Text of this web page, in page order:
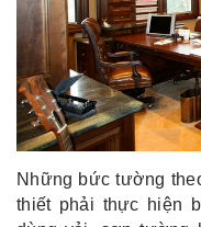
Những bức tường
thiết phải thực hiện